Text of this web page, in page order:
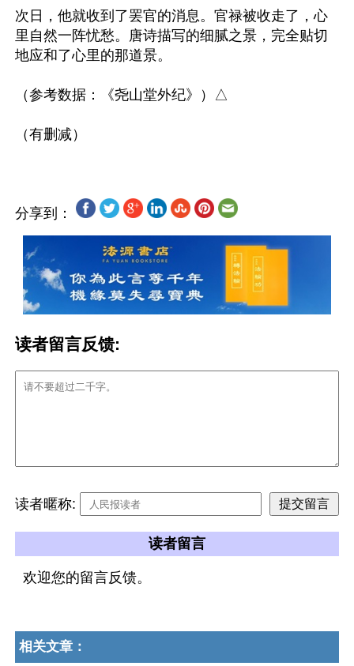
次日，他就收到了罢官的消息。官禄被收走了，心
里自然一阵忧愁。唐诗描写的细腻之景，完全贴切
地应和了心里的那道景。
（参考数据：《尧山堂外纪》）△
分享到：
读者留言反馈:
读者暱称:
读者留言
欢迎您的留言反馈。
相关文章：